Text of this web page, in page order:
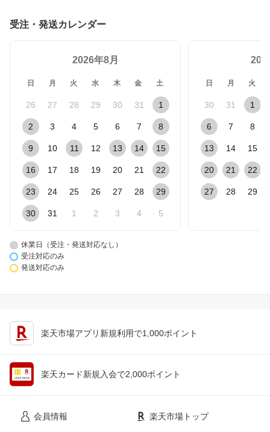
受注・発送カレンダー
2026年8月
日 月 火 水 木 金 土
26 27 28 29 30 31 1
2 3 4 5 6 7 8
9 10 11 12 13 14 15
16 17 18 19 20 21 22
23 24 25 26 27 28 29
30 31 1 2 3 4 5
日 月 火
30 31 1
6 7 8
13 14 15
20 21 22
27 28 29
休業日（受注・発送対応なし）
受注対応のみ
発送対応のみ
楽天市場アプリ新規利用で1,000ポイント
楽天カード新規入会で2,000ポイント
会員情報 楽天市場トップ